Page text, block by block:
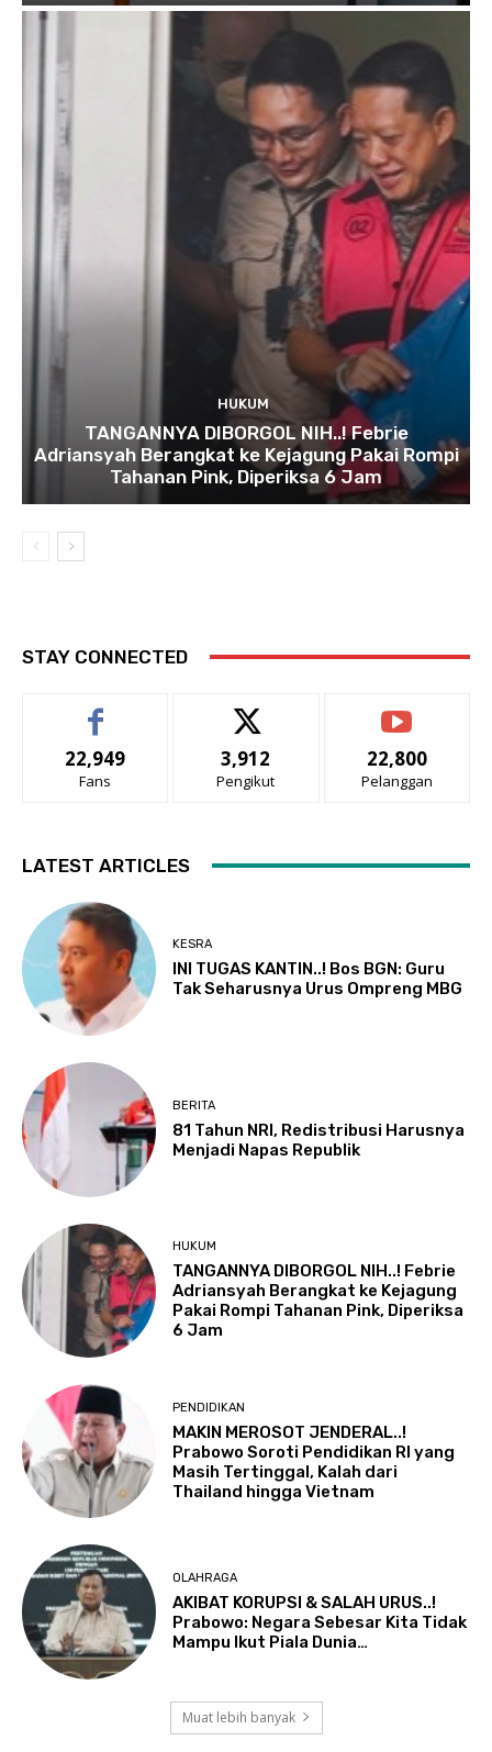
HUKUM
TANGANNYA DIBORGOL NIH..! Febrie
Adriansyah Berangkat ke Kejagung Pakai Rompi
Tahanan Pink, Diperiksa 6 Jam
STAY CONNECTED
22,949
Fans
3,912
Pengikut
22,800
Pelanggan
LATEST ARTICLES
KESRA
INI TUGAS KANTIN..! Bos BGN: Guru
Tak Seharusnya Urus Ompreng MBG
BERITA
81 Tahun NRI, Redistribusi Harusnya
Menjadi Napas Republik
HUKUM
TANGANNYA DIBORGOL NIH..! Febrie
Adriansyah Berangkat ke Kejagung
Pakai Rompi Tahanan Pink, Diperiksa
6 Jam
PENDIDIKAN
MAKIN MEROSOT JENDERAL..!
Prabowo Soroti Pendidikan RI yang
Masih Tertinggal, Kalah dari
Thailand hingga Vietnam
OLAHRAGA
AKIBAT KORUPSI & SALAH URUS..!
Prabowo: Negara Sebesar Kita Tidak
Mampu Ikut Piala Dunia…
Muat lebih banyak